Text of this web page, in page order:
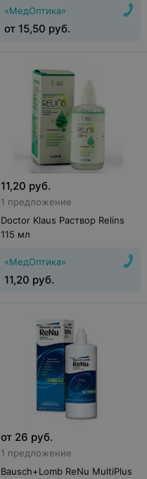
«МедОптика»
от 15,50 руб.
11,20 руб.
1 предложение
Doctor Klaus Раствор Relins
115 мл
«МедОптика»
11,20 руб.
от 26 руб.
1 предложение
Bausch+Lomb ReNu MultiPlus